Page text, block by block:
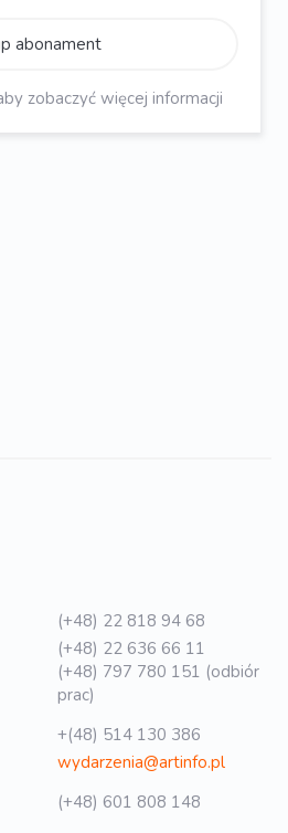
abonament
zobaczyć więcej informacji
(+48) 22 818 94 68
(+48) 22 636 66 11
(+48) 797 780 151 (odbiór
prac)
+(48) 514 130 386
wydarzenia@artinfo.pl
(+48) 601 808 148